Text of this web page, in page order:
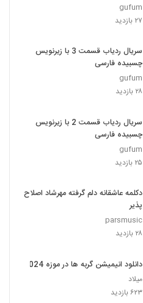
gufum
۲۷ بازدید
سریال ردیاب قسمت 3 با زیرنویس
چسبیده فارسی
gufum
۲۸ بازدید
سریال ردیاب قسمت 2 با زیرنویس
چسبیده فارسی
gufum
۲۵ بازدید
دکلمه عاشقانه دلم گرفته مهرشاد اصلاح
پذیر
parsmusic
۲۸ بازدید
دانلود انیمیشن گربه ها در موزه 2024
میلاد
۶۲۳ بازدید